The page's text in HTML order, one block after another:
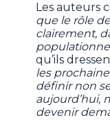
Les auteurs
que le rôle
clairement,
qu’ils
les
définir non
aujourd’hui,
devenir